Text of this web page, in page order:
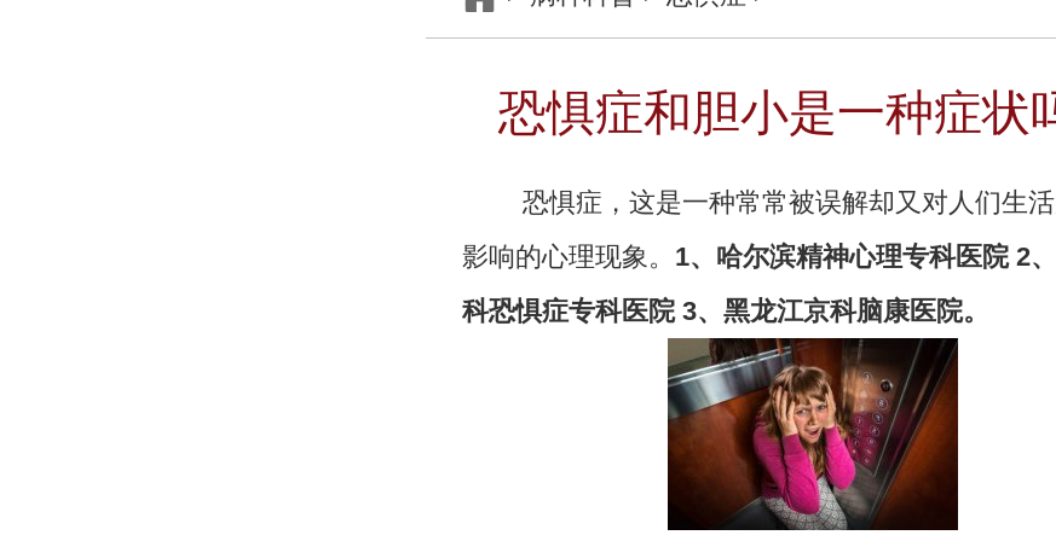
恐惧症和胆小是一种症状
恐惧症，这是一种常常被误解却又对人们生活
影响的心理现象。 1、哈尔滨精神心理专科医院 2
科恐惧症专科医院 3、黑龙江京科脑康医院。